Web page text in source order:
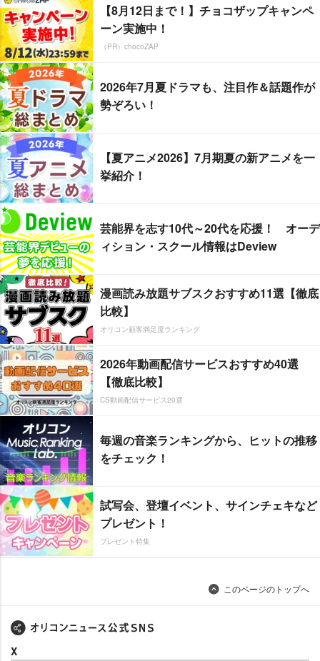
【8月12日まで！】チョコザップキャンペ
ーン実施中！
（PR）chocoZAP
2026年7月夏ドラマも、注目作＆話題作が
勢ぞろい！
【夏アニメ2026】7月期夏の新アニメを一
挙紹介！
芸能界を志す10代～20代を応援！ オーデ
ィション・スクール情報はDeview
漫画読み放題サブスクおすすめ11選【徹底
比較】
オリコン顧客満足度ランキング
2026年動画配信サービスおすすめ40選
【徹底比較】
CS動画配信サービス20選
毎週の音楽ランキングから、ヒットの推移
をチェック！
試写会、登壇イベント、サインチェキなど
プレゼント！
プレゼント特集
このページのトップへ
X